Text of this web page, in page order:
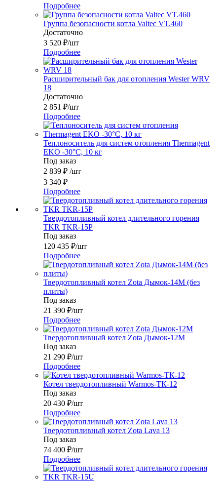
Подробнее
Группа безопасности котла Valtec VT.460
Достаточно
3 520 ₽/шт
Подробнее
Расширительный бак для отопления Wester WRV
18
Достаточно
2 851 ₽/шт
Подробнее
Теплоноситель для систем отопления Thermagent
EKO -30°C, 10 кг
Под заказ
2 839 ₽ /шт
3 340 ₽
Подробнее
Твердотопливный котел длительного горения
TKR TKR-15P
Под заказ
120 435 ₽/шт
Подробнее
Твердотопливный котел Zota Дымок-14М (без
плиты)
Под заказ
21 390 ₽/шт
Подробнее
Твердотопливный котел Zota Дымок-12М
Под заказ
21 290 ₽/шт
Подробнее
Котел твердотопливный Warmos-ТК-12
Под заказ
20 430 ₽/шт
Подробнее
Твердотопливный котел Zota Lava 13
Под заказ
74 400 ₽/шт
Подробнее